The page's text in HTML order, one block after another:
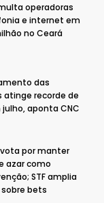
operadoras
e internet em
no Ceará
das
atinge recorde de
julho, aponta CNC
por manter
azar como
STF amplia
bets